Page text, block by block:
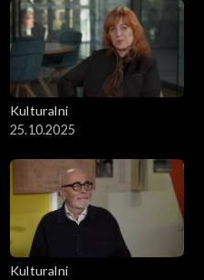
Kulturalni
25.10.2025
Kulturalni